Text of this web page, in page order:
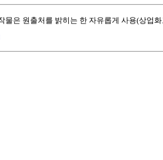
물은 원출처를 밝히는 한 자유롭게 사용(상업